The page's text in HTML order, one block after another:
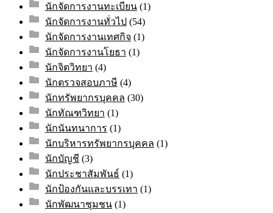
นักจัดการงานทะเบียน (1)
นักจัดการงานทั่วไป (54)
นักจัดการงานเทศกิจ (1)
นักจัดการงานโยธา (1)
นักจิตวิทยา (4)
นักตรวจสอบภาษี (4)
นักทรัพยากรบุคคล (30)
นักทัณฑวิทยา (1)
นักนันทนาการ (1)
นักบริหารทรัพยากรบุคคล (1)
นักบัญชี (3)
นักประชาสัมพันธ์ (1)
นักป้องกันและบรรเทา (1)
นักพัฒนาชุมชน (1)